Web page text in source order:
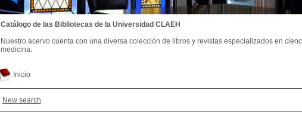
Inicio
New search
Catálogo de las Bibliotecas de la Universidad CLAEH
Nuestro acervo cuenta con una diversa colección de libros y revistas especializados en
medicina.